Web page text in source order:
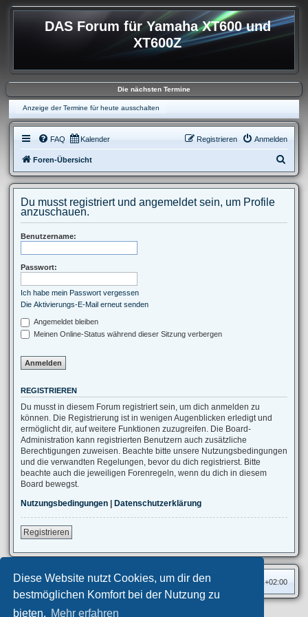
Diese Website nutzt Cookies, um dir den
bestmöglichen Komfort bei der Nutzung zu
bieten. Mehr erfahren
DAS Forum für Yamaha XT600 und
XT600Z
Die nächsten Termine
Anzeige der Termine für heute ausschalten
FAQ Kalender Anmelden
Registrieren
Foren-Übersicht
u
e
Du musst registriert und angemeldet sein, um Profile
anzuschauen.
Benutzername:
Passwort:
Ich habe mein Passwort vergessen
Die Aktivierungs-E-Mail erneut senden
Angemeldet bleiben
Meinen Online-Status während dieser Sitzung verbergen
REGISTRIEREN
Du musst in diesem Forum registriert sein, um dich anmelden zu
können. Die Registrierung ist in wenigen Augenblicken erledigt und
ermöglicht dir, auf weitere Funktionen zuzugreifen. Die Board-
Administration kann registrierten Benutzern auch zusätzliche
Berechtigungen zuweisen. Beachte bitte unsere Nutzungsbedingungen
und die verwandten Regelungen, bevor du dich registrierst. Bitte
beachte auch die jeweiligen Forenregeln, wenn du dich in diesem
Board bewegst.
Nutzungsbedingungen | Datenschutzerklärung
Registrieren
Foren-Übersicht Alle Zeiten sind UTC+02:00